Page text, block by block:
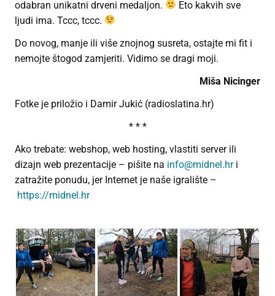
odabran unikatni drveni medaljon.
Eto kakvih sve
ljudi ima. Tccc, tccc.
Do novog, manje ili više znojnog susreta, ostajte mi fit i
nemojte štogod zamjeriti. Vidimo se dragi moji.
Miša Nicinger
Fotke je priložio i Damir Jukić (radioslatina.hr)
* * *
Ako trebate: webshop, web hosting, vlastiti server ili
dizajn web prezentacije – pišite na info@midnel.hri
zatražite ponudu, jer Internet je naše igralište –
https://midnel.hr